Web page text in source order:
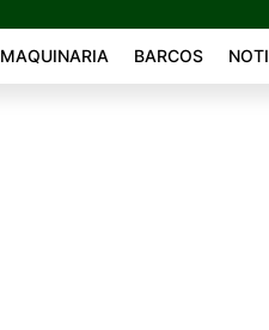
MAQUINARIA BARCOS